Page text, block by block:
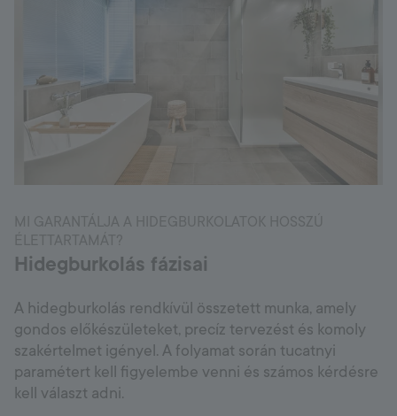
MI GARANTÁLJA A HIDEGBURKOLATOK HOSSZÚ
ÉLETTARTAMÁT?
Hidegburkolás fázisai
A hidegburkolás rendkívül összetett munka, amely
gondos előkészületeket, precíz tervezést és komoly
szakértelmet igényel. A folyamat során tucatnyi
paramétert kell figyelembe venni és számos kérdésre
kell választ adni.